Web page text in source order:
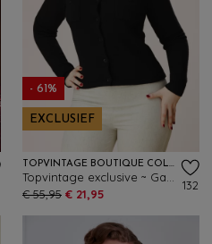
- 61%
EXCLUSIEF
TOPVINTAGE BOUTIQUE COLLECTION
€ 55,95 € 21,95
132